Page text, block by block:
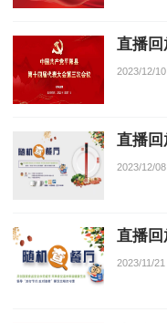
2023/12/10
2023/12/08
2023/11/21